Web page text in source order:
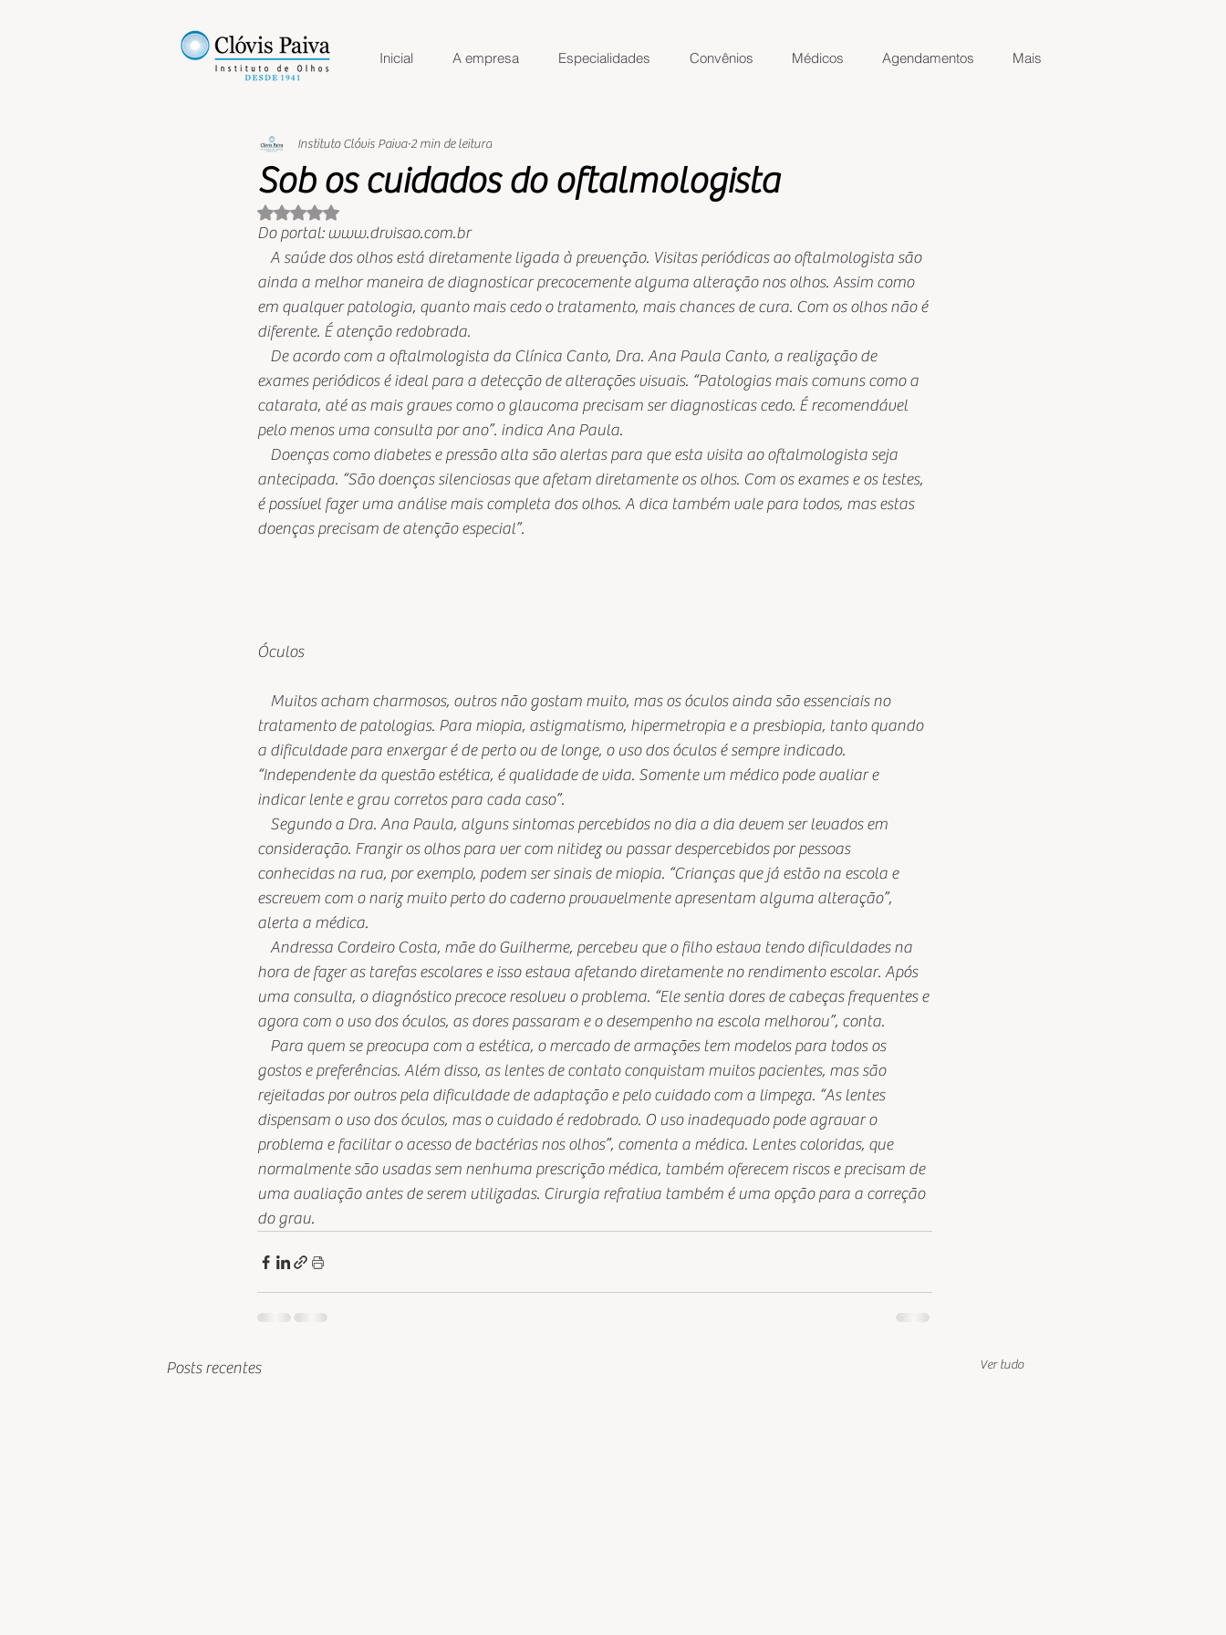
Inicial A empresa Especialidades Convênios Médicos Agendamentos Mais
Sob os cuidados do oftalmologista
Instituto Clóvis Paiva 2 min de leitura
Avaliado com NaN de 5 estrelas.
Do portal: www.drvisao.com.br
A saúde dos olhos está diretamente ligada à prevenção. Visitas periódicas ao oftalmologista são
ainda a melhor maneira de diagnosticar precocemente alguma alteração nos olhos. Assim como
em qualquer patologia, quanto mais cedo o tratamento, mais chances de cura. Com os olhos não é
diferente. É atenção redobrada.
De acordo com a oftalmologista da Clínica Canto, Dra. Ana Paula Canto, a realização de
exames periódicos é ideal para a detecção de alterações visuais. “Patologias mais comuns como a
catarata, até as mais graves como o glaucoma precisam ser diagnosticas cedo. É recomendável
pelo menos uma consulta por ano”. indica Ana Paula.
Doenças como diabetes e pressão alta são alertas para que esta visita ao oftalmologista seja
antecipada. “São doenças silenciosas que afetam diretamente os olhos. Com os exames e os testes,
é possível fazer uma análise mais completa dos olhos. A dica também vale para todos, mas estas
doenças precisam de atenção especial”.
Óculos
Muitos acham charmosos, outros não gostam muito, mas os óculos ainda são essenciais no
tratamento de patologias. Para miopia, astigmatismo, hipermetropia e a presbiopia, tanto quando
a dificuldade para enxergar é de perto ou de longe, o uso dos óculos é sempre indicado.
“Independente da questão estética, é qualidade de vida. Somente um médico pode avaliar e
indicar lente e grau corretos para cada caso”.
Segundo a Dra. Ana Paula, alguns sintomas percebidos no dia a dia devem ser levados em
consideração. Franzir os olhos para ver com nitidez ou passar despercebidos por pessoas
conhecidas na rua, por exemplo, podem ser sinais de miopia. “Crianças que já estão na escola e
escrevem com o nariz muito perto do caderno provavelmente apresentam alguma alteração”,
alerta a médica.
Andressa Cordeiro Costa, mãe do Guilherme, percebeu que o filho estava tendo dificuldades na
hora de fazer as tarefas escolares e isso estava afetando diretamente no rendimento escolar. Após
uma consulta, o diagnóstico precoce resolveu o problema. “Ele sentia dores de cabeças frequentes e
agora com o uso dos óculos, as dores passaram e o desempenho na escola melhorou”, conta.
Para quem se preocupa com a estética, o mercado de armações tem modelos para todos os
gostos e preferências. Além disso, as lentes de contato conquistam muitos pacientes, mas são
rejeitadas por outros pela dificuldade de adaptação e pelo cuidado com a limpeza. “As lentes
dispensam o uso dos óculos, mas o cuidado é redobrado. O uso inadequado pode agravar o
problema e facilitar o acesso de bactérias nos olhos”, comenta a médica. Lentes coloridas, que
normalmente são usadas sem nenhuma prescrição médica, também oferecem riscos e precisam de
uma avaliação antes de serem utilizadas. Cirurgia refrativa também é uma opção para a correção
do grau.
Posts recentes Ver tudo